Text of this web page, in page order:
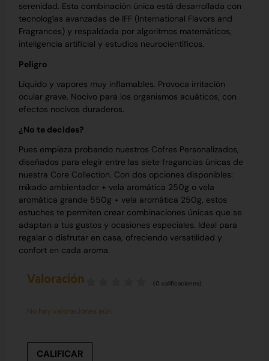
serenidad. Esta combinación única está desarrollada con
tecnologías avanzadas de IFF (International Flavors and
Fragrances) y respaldada por algoritmos matemáticos,
inteligencia artificial y estudios neurocientíficos.
Peligro
Líquido y vapores muy inflamables. Provoca irritación
ocular grave. Nocivo para los organismos acuáticos, con
efectos nocivos duraderos.
¿No te decides?
Pues empieza probando nuestros Cofres Personalizados,
diseñados para elegir entre las siete fragancias únicas de
nuestra Core Collection. Con dos opciones disponibles:
mikado ambientador + vela aromática 250g o vela
aromática grande 550g + vela aromática 250g, estos
estuches te permiten crear combinaciones únicas que se
adaptan a tus gustos y ocasiones especiales. Ideal para
regalar o disfrutar en casa, ofreciendo versatilidad y
confort en cada aroma.
Valoración ( 0 calificaciones)
No hay valoraciones aún.
CALIFICAR